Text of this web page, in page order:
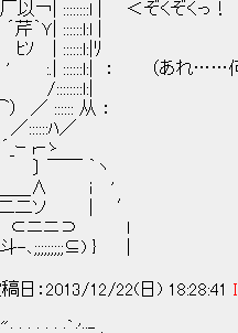
| ::::::::l | ＜ぞくぞくっ！
Ｙ| ::::::l:l |
| ::::::l:|ﾘ
： （あれ……何だ
从 ：
ﾊ／
r‐ゝ
￣ ｀ヽ
∧ ｉ '
ソ | ′
ニ⊃ l
} |
稿日：2013/12/22(日) 18:28:41